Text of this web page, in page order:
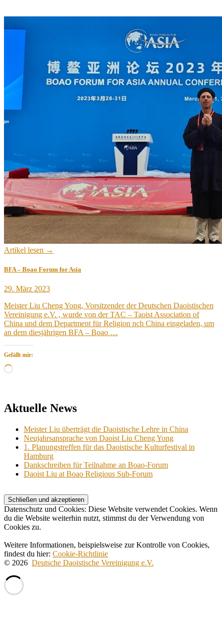
Artikel lesen →
BFA – Boao Forum for Asia
Veröffentlicht
29. März 2023
Meister Liu Cheng Yong, Vorsitzender der Deutschen Daoistischen
Vereinigung e.V. , wurde von der TAC – Taoist Association of
China und dem Department für Religion nch China eingeladen, um
an dem diesjährigen BFA – Boao …
Gefällt mir:
Wird
Aktuelle News
Meister Liu überträgt die Daoistische Lehre in China
Neujahrsansprache von Daoist Liu Cheng Yong
1. Planungstreffen für das Daoistische Kulturfestival in
Hamburg
Dankschreiben für Teilnahme an Boao-Forum
Daoist Liu at Boao Religious Sub-Forum
Datenschutz und Cookies: Diese Website verwendet Cookies. Wenn
du die Website weiterhin nutzt, stimmst du der Verwendung von
Cookies zu.
Weitere Informationen, beispielsweise zur Kontrolle von Cookies,
findest du hier: Cookie-Richtlinie
© 2026 Deutsche Daoistische Vereinigung e.V.